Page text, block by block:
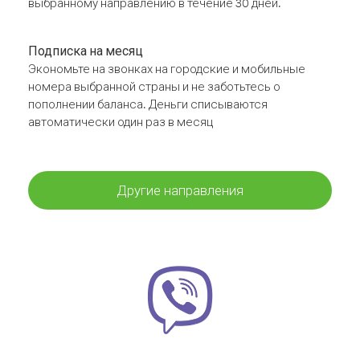
Подписка на месяц
Экономьте на звонках на городские и мобильные
номера выбранной страны и не заботьтесь о
пополнении баланса. Деньги списываются
автоматически один раз в месяц
Другие направления